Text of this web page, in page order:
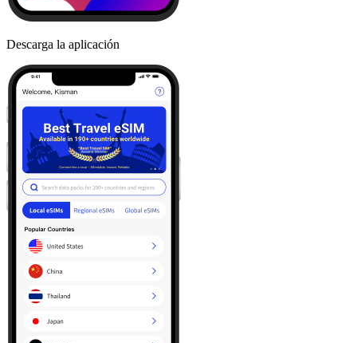
Descarga la aplicación